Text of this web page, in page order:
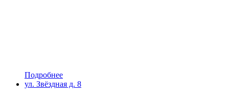
Подробнее
ул. Звёздная д. 8